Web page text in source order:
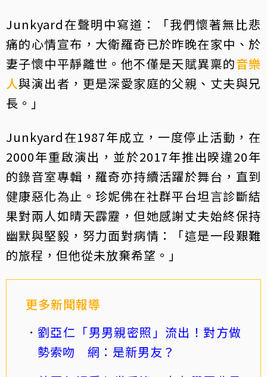
Junkyard在聲明中寫道：「我們懷著無比悲
痛的心情宣布，大衛羅奇已於昨晚在家中、於
妻子懷中平靜離世。他不僅是天賦異稟的音樂
人與演出者，更是深愛家庭的父親、丈夫與兄
長。」
Junkyard在1987年成立，一度停止活動，在
2000年重啟演出，並於2017年推出暌違20年
的錄音室專輯，羅奇亦持續活躍於舞台，直到
健康惡化為止。珍妮佛在社群平台坦言診斷結
果對兩人如晴天霹靂，但她感謝丈夫始終保持
幽默與堅毅，努力面對病情：「這是一段艱難
的旅程，但他從未放棄希望。」
更多新聞報導
劉亞仁「男男親密照」流出！對方做
勢索吻 網：是新男友？